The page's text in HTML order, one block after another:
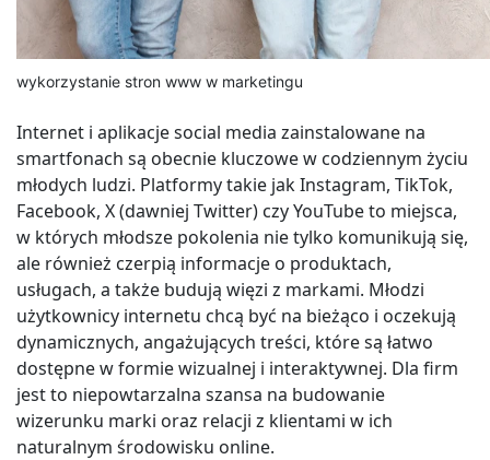
wykorzystanie stron www w marketingu
Internet i aplikacje social media zainstalowane na
smartfonach są obecnie kluczowe w codziennym życiu
młodych ludzi. Platformy takie jak Instagram, TikTok,
Facebook, X (dawniej Twitter) czy YouTube to miejsca,
w których młodsze pokolenia nie tylko komunikują się,
ale również czerpią informacje o produktach,
usługach, a także budują więzi z markami. Młodzi
użytkownicy internetu chcą być na bieżąco i oczekują
dynamicznych, angażujących treści, które są łatwo
dostępne w formie wizualnej i interaktywnej. Dla firm
jest to niepowtarzalna szansa na budowanie
wizerunku marki oraz relacji z klientami w ich
naturalnym środowisku online.